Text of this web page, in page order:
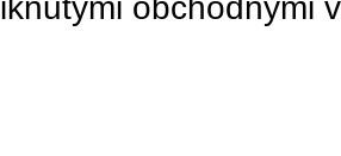
obchodnými